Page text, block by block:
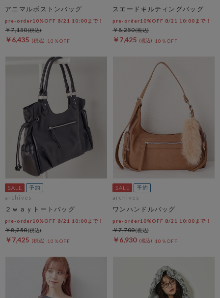
アニマルボストンバッグ
pre-order10%OFF 8/21 10:00まで！
￥6,435 10％OFF
￥7,150
スエードキルティングバッグ
pre-order10%OFF 8/21 10:00まで！
￥7,425 10％OFF
￥8,250
archives
２ｗａｙトートバッグ
pre-order10%OFF 8/21 10:00まで！
￥7,425 10％OFF
￥8,250
archives
ワンハンドルバッグ
pre-order10%OFF 8/21 10:00まで！
￥6,930 10％OFF
￥7,700